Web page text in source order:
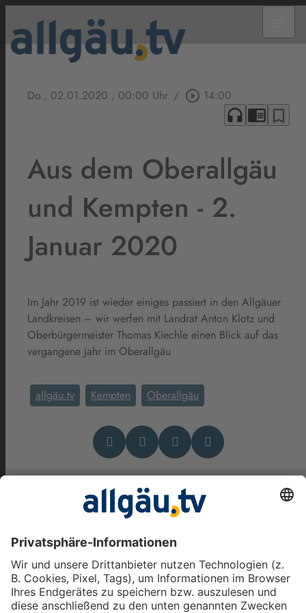
Do., 02.01.2020 , 00:00 Uhr / play_circle_outline 14:00
headphones chrome_reader_mode bookmark_border
Aus dem Oberallgäu
und Kempten - 2.
Januar 2020
Im Jahr 2019 ist wieder einiges passiert in den Allgäuer
Landkreisen – wir werfen mit Landrat Anton Klotz und
Oberbürgermeister Thomas Kiechle einen Blick auf das
vergangene Jahr im Oberallgäu
allgäu.tv Kempten Oberallgäu
Das könnte Dich auch
interessieren
Aus dem Oberallgäu und